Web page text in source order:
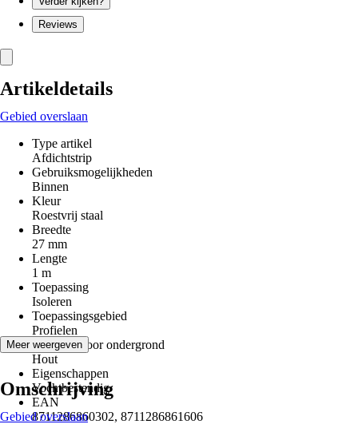
Reviews
Artikeldetails
Gebied overslaan
Type artikel
Afdichtstrip
Gebruiksmogelijkheden
Binnen
Kleur
Roestvrij staal
Breedte
27 mm
Lengte
1 m
Toepassing
Isoleren
Toepassingsgebied
Profielen
Geschikt voor ondergrond
Hout
Eigenschappen
Vochtbestendig
EAN
8711286860302, 8711286861606
Meer weergeven
Omschrijving
Gebied overslaan